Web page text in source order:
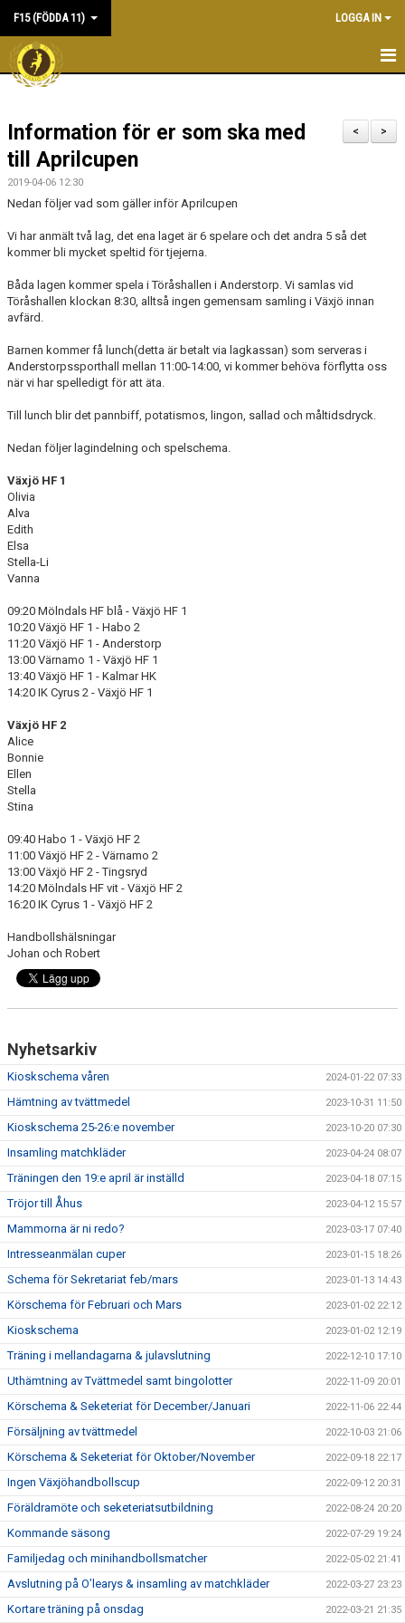
F15 (FÖDDA 11) LOGGA IN
HEM
NYHETER
KALENDER
MATCHER
TRUPPEN
BILDGALLERI
DOKUMENT
KONTAKT
>
<
Information för er som ska med
till Aprilcupen
2019-04-06 12:30
Nedan följer vad som gäller inför Aprilcupen
Vi har anmält två lag, det ena laget är 6 spelare och det andra 5 så det
kommer bli mycket speltid för tjejerna.
Båda lagen kommer spela i Töråshallen i Anderstorp. Vi samlas vid
Töråshallen klockan 8:30, alltså ingen gemensam samling i Växjö innan
avfärd.
Barnen kommer få lunch(detta är betalt via lagkassan) som serveras i
Anderstorpssporthall mellan 11:00-14:00, vi kommer behöva förflytta oss
när vi har spelledigt för att äta.
Till lunch blir det pannbiff, potatismos, lingon, sallad och måltidsdryck.
Nedan följer lagindelning och spelschema.
Växjö HF 1
Olivia
Alva
Edith
Elsa
Stella-Li
Vanna
09:20 Mölndals HF blå - Växjö HF 1
10:20 Växjö HF 1 - Habo 2
11:20 Växjö HF 1 - Anderstorp
13:00 Värnamo 1 - Växjö HF 1
13:40 Växjö HF 1 - Kalmar HK
14:20 IK Cyrus 2 - Växjö HF 1
Växjö HF 2
Alice
Bonnie
Ellen
Stella
Stina
09:40 Habo 1 - Växjö HF 2
11:00 Växjö HF 2 - Värnamo 2
13:00 Växjö HF 2 - Tingsryd
14:20 Mölndals HF vit - Växjö HF 2
16:20 IK Cyrus 1 - Växjö HF 2
Handbollshälsningar
Johan och Robert
Nyhetsarkiv
Kioskschema våren 2024-01-22 07:33
Hämtning av tvättmedel 2023-10-31 11:50
Kioskschema 25-26:e november 2023-10-20 07:30
Insamling matchkläder 2023-04-24 08:07
Träningen den 19:e april är inställd 2023-04-18 07:15
Tröjor till Åhus 2023-04-12 15:57
Mammorna är ni redo? 2023-03-17 07:40
Intresseanmälan cuper 2023-01-15 18:26
Schema för Sekretariat feb/mars 2023-01-13 14:43
Körschema för Februari och Mars 2023-01-02 22:12
Kioskschema 2023-01-02 12:19
Träning i mellandagarna & julavslutning 2022-12-10 17:10
Uthämtning av Tvättmedel samt bingolotter 2022-11-09 20:01
Körschema & Seketeriat för December/Januari 2022-11-06 22:44
Försäljning av tvättmedel 2022-10-03 21:06
Körschema & Seketeriat för Oktober/November 2022-09-18 22:17
Ingen Växjöhandbollscup 2022-09-12 20:31
Föräldramöte och seketeriatsutbildning 2022-08-24 20:20
Kommande säsong 2022-07-29 19:24
Familjedag och minihandbollsmatcher 2022-05-02 21:41
Avslutning på O’learys & insamling av matchkläder 2022-03-27 23:23
Kortare träning på onsdag 2022-03-21 21:35